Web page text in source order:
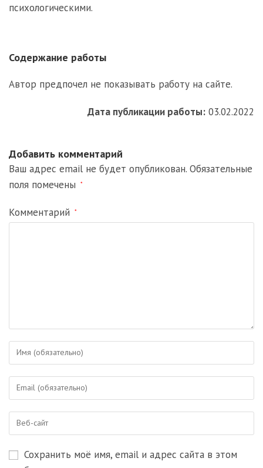
психологическими.
Содержание работы
Автор предпочел не показывать работу на сайте.
Дата публикации работы: 03.02.2022
Добавить комментарий
Ваш адрес email не будет опубликован. Обязательные
поля помечены
*
Комментарий *
Введите
или
имя
пользователя,
чтобы
прокомментировать
Введите
адрес,
чтобы
Введите
веб-Сохранить моё имя, email и адрес сайта в этом